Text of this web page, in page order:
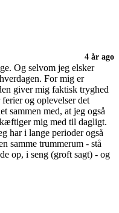
4 år ago
Og selvom jeg elsker
For mig er
giver mig faktisk tryghed
og oplevelser det
sammen med, at jeg også
mig med til dagligt.
har i lange perioder også
samme trummerum - stå
op, i seng (groft sagt) - og